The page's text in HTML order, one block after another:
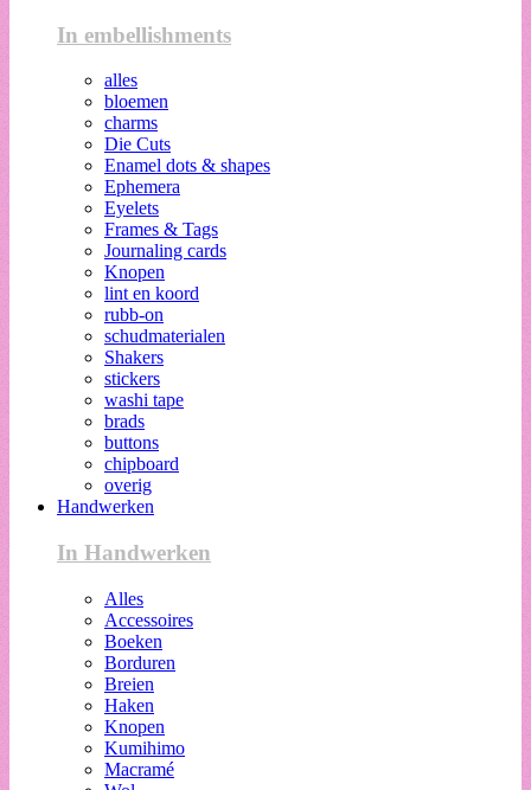
In embellishments
alles
bloemen
charms
Die Cuts
Enamel dots & shapes
Ephemera
Eyelets
Frames & Tags
Journaling cards
Knopen
lint en koord
rubb-on
schudmaterialen
Shakers
stickers
washi tape
brads
buttons
chipboard
overig
Handwerken
In Handwerken
Alles
Accessoires
Boeken
Borduren
Breien
Haken
Knopen
Kumihimo
Macramé